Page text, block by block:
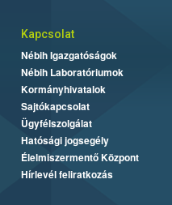
Kapcsolat
Nébih Igazgatóságok
Nébih Laboratóriumok
Kormányhivatalok
Sajtókapcsolat
Ügyfélszolgálat
Hatósági jogsegély
Élelmiszermentő Központ
Hírlevél feliratkozás